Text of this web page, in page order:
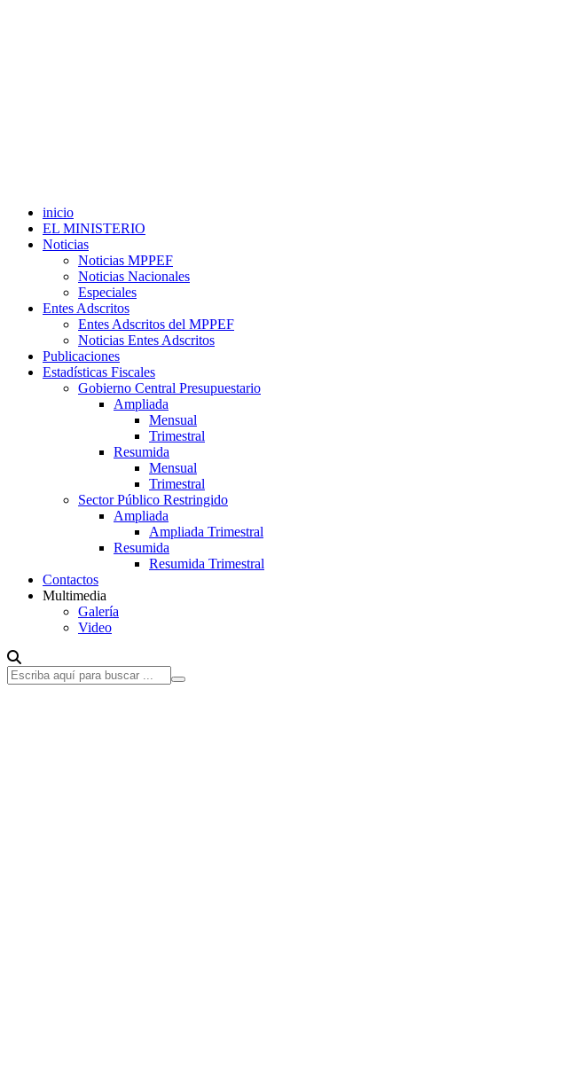
inicio
EL MINISTERIO
Noticias
Noticias MPPEF
Noticias Nacionales
Especiales
Entes Adscritos
Entes Adscritos del MPPEF
Noticias Entes Adscritos
Publicaciones
Estadísticas Fiscales
Gobierno Central Presupuestario
Ampliada
Mensual
Trimestral
Resumida
Mensual
Trimestral
Sector Público Restringido
Ampliada
Ampliada Trimestral
Resumida
Resumida Trimestral
Contactos
Multimedia
Galería
Video